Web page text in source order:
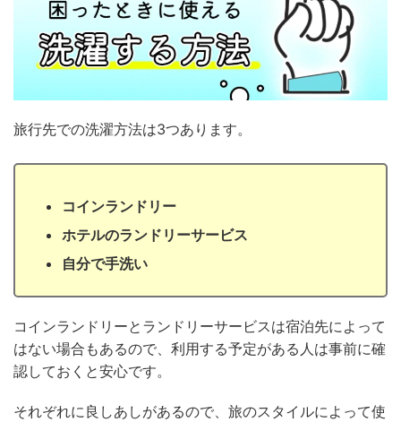
旅行先での洗濯方法は3つあります。
コインランドリー
ホテルのランドリーサービス
自分で手洗い
コインランドリーとランドリーサービスは宿泊先によって
はない場合もあるので、利用する予定がある人は事前に確
認しておくと安心です。
それぞれに良しあしがあるので、旅のスタイルによって使